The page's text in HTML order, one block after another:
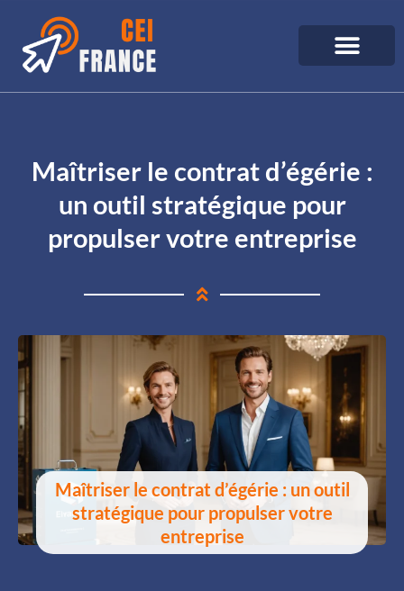
Maîtriser le contrat d’égérie :
un outil stratégique pour
propulser votre entreprise
Maîtriser le contrat d’égérie : un outil
stratégique pour propulser votre
entreprise